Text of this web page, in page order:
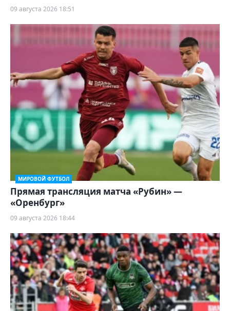
09 августа 2026 18:51
МИРОВОЙ ФУТБОЛ
Прямая трансляция матча «Рубин» —
«Оренбург»
09 августа 2026 18:44